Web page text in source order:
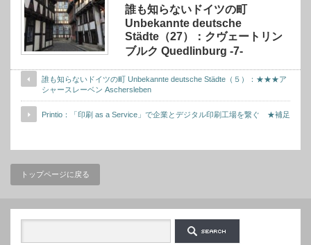
誰も知らないドイツの町
Unbekannte deutsche
Städte（27）：クヴェートリン
ブルク Quedlinburg -7-
誰も知らないドイツの町 Unbekannte deutsche Städte（５）：★★★ア
シャースレーベン Aschersleben
Printio：「印刷 as a Service」で企業とデジタル印刷工場を繋ぐ ★補足
トップページに戻る